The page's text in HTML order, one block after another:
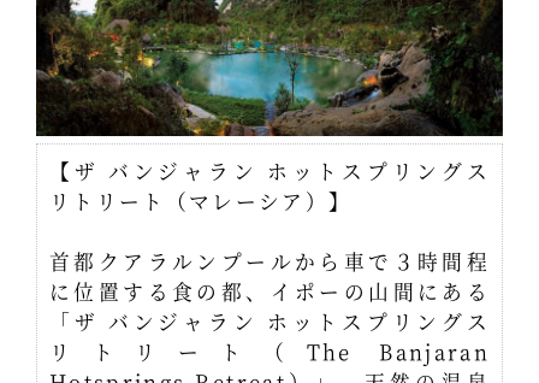
【ザ バンジャラン ホットスプリングス
リトリート（マレーシア）】
首都クアラルンプールから車で３時間程
に位置する食の都、イポーの山間にある
「ザ バンジャラン ホットスプリングス
リトリート（The Banjaran